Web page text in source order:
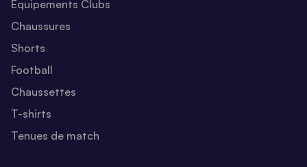
Equipements Clubs
Chaussures
Shorts
Football
Chaussettes
T-shirts
Tenues de match